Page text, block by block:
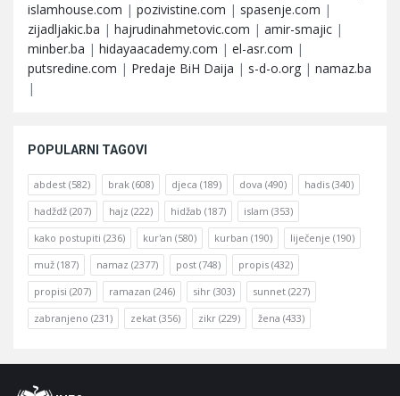
islamhouse.com | pozivistine.com | spasenje.com |
zijadljakic.ba | hajrudinahmetovic.com | amir-smajic |
minber.ba | hidayaacademy.com | el-asr.com |
putsredine.com | Predaje BiH Daija | s-d-o.org | namaz.ba
|
POPULARNI TAGOVI
abdest (582) brak (608) djeca (189) dova (490) hadis (340)
hadždž (207) hajz (222) hidžab (187) islam (353)
kako postupiti (236) kur'an (580) kurban (190) liječenje (190)
muž (187) namaz (2377) post (748) propis (432)
propisi (207) ramazan (246) sihr (303) sunnet (227)
zabranjeno (231) zekat (356) zikr (229) žena (433)